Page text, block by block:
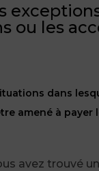
ou les
dans
amené à payer
avez trouvé